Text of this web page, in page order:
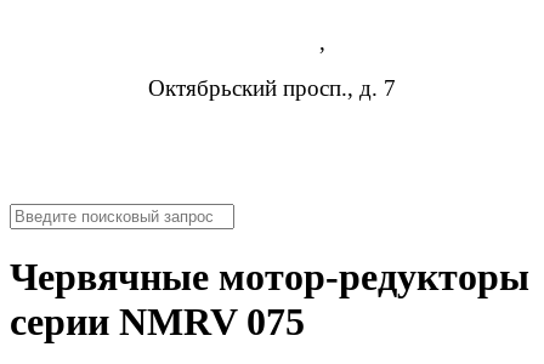
,
Октябрьский просп., д. 7
Червячные мотор-редукторы
серии NMRV 075